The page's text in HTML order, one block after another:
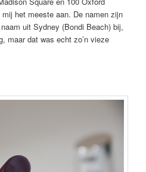
het meeste aan. De namen zijn
uit Sydney (Bondi Beach) bij,
maar dat was echt zo’n vieze